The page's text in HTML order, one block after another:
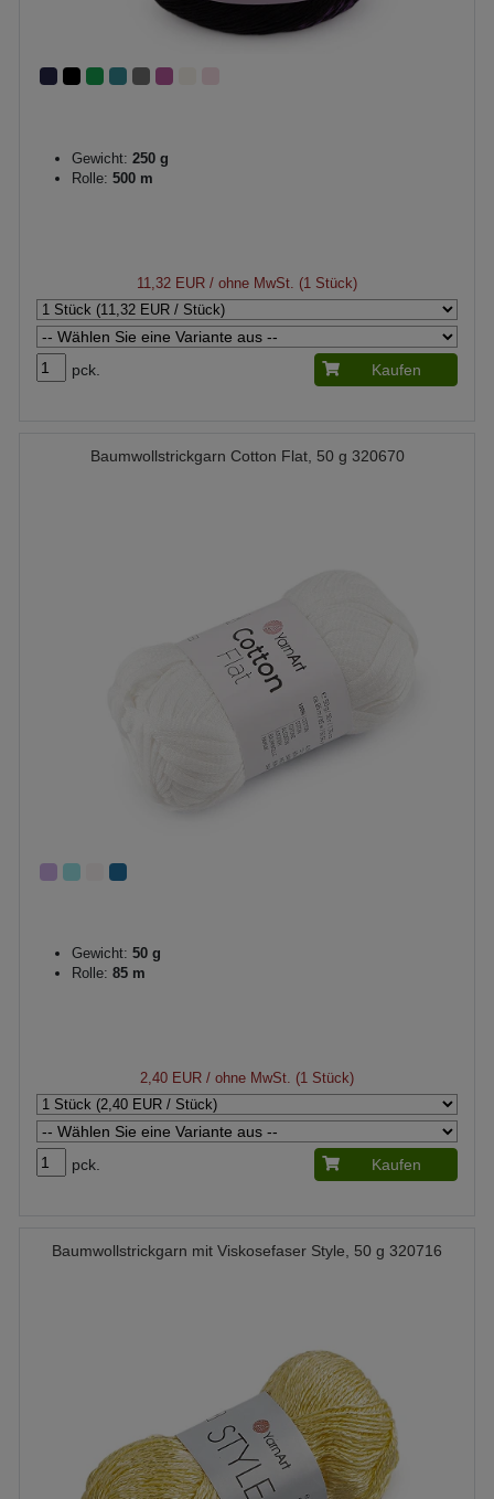
Gewicht: 250 g
Rolle: 500 m
11,32 EUR / ohne MwSt. (1 Stück)
pck. Kaufen
Baumwollstrickgarn Cotton Flat, 50 g 320670
Gewicht: 50 g
Rolle: 85 m
2,40 EUR / ohne MwSt. (1 Stück)
pck. Kaufen
Baumwollstrickgarn mit Viskosefaser Style, 50 g 320716